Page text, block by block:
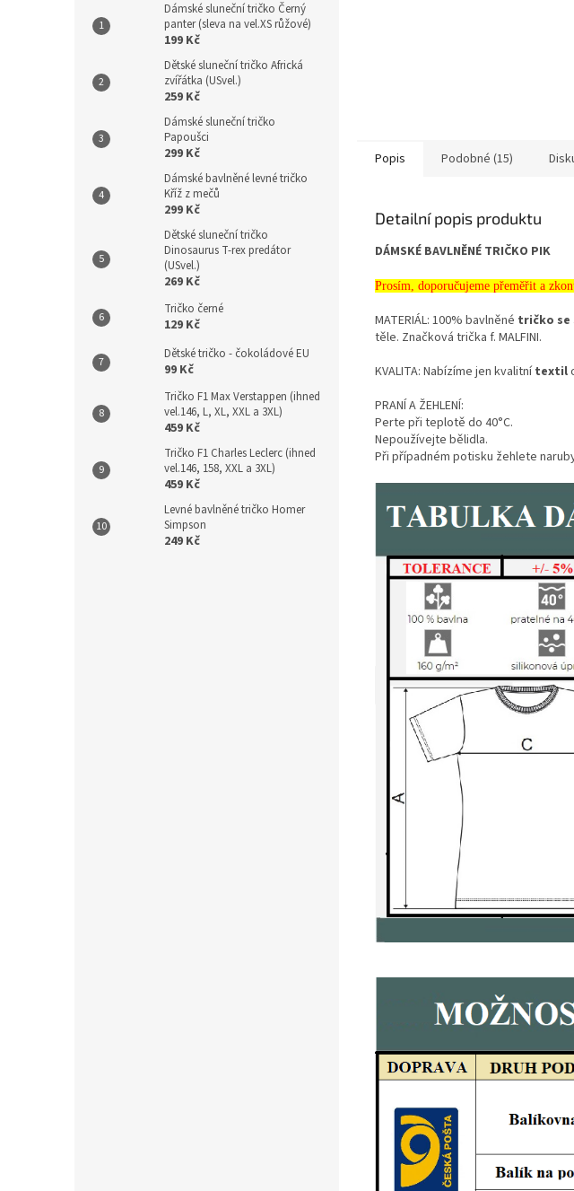
Dámské sluneční tričko Černý
panter (sleva na vel.XS růžové)
199 Kč
Dětské sluneční tričko Africká
zvířátka (USvel.)
259 Kč
Dámské sluneční tričko
Papoušci
299 Kč
Dámské bavlněné levné tričko
Kříž z mečů
299 Kč
Dětské sluneční tričko
Dinosaurus T-rex predátor
(USvel.)
269 Kč
Tričko černé
129 Kč
Dětské tričko - čokoládové EU
99 Kč
Tričko F1 Max Verstappen (ihned
vel.146, L, XL, XXL a 3XL)
459 Kč
Tričko F1 Charles Leclerc (ihned
vel.146, 158, XXL a 3XL)
459 Kč
Levné bavlněné tričko Homer
Simpson
249 Kč
Popis Podobné (15)
Detailní popis produktu
DÁMSKÉ BAVLNĚNÉ TRIČKO PIK
Prosím, doporučujeme přeměřit a
MATERIÁL: 100% bavlněné tričko se
těle. Značková trička f. MALFINI.
KVALITA: Nabízíme jen kvalitnítextil
PRANÍ A ŽEHLENÍ:
Perte při teplotě do 40°C.
Nepoužívejte bělidla.
Při případném potisku žehlete